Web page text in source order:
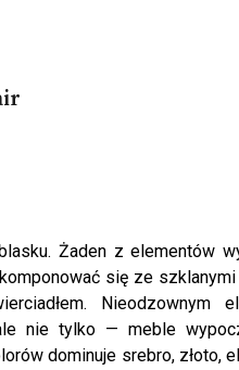
Żaden z elementów
się ze
Nieodzownym
nie tylko — meble
dominuje srebro, złoto,